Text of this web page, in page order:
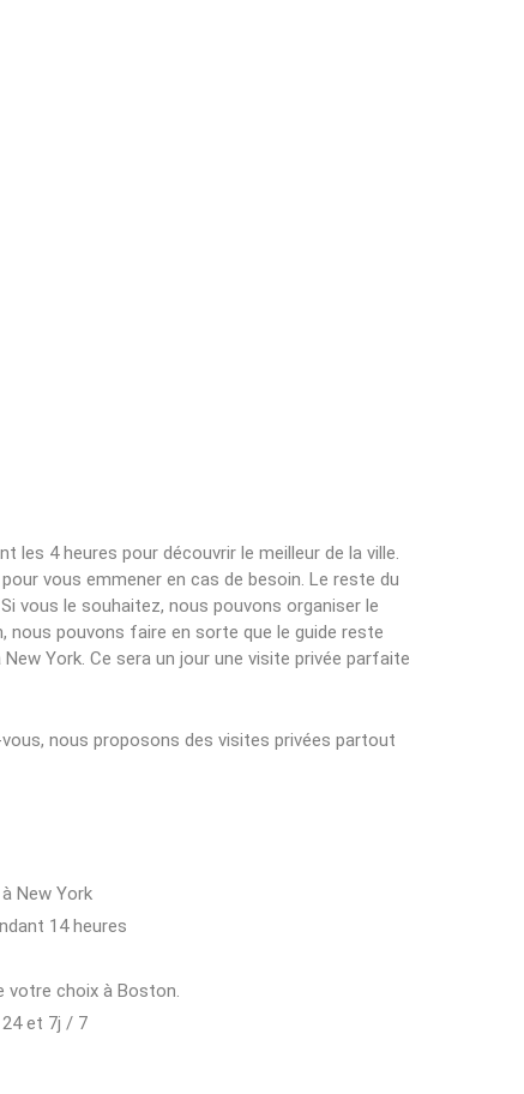
4 heures pour découvrir le meilleur de la ville.
vous emmener en cas de besoin. Le reste du
vous le souhaitez, nous pouvons organiser le
nous pouvons faire en sorte que le guide reste
York. Ce sera un jour une visite privée parfaite
nous proposons des visites privées partout
New York
14 heures
votre choix à Boston.
24 et 7j / 7